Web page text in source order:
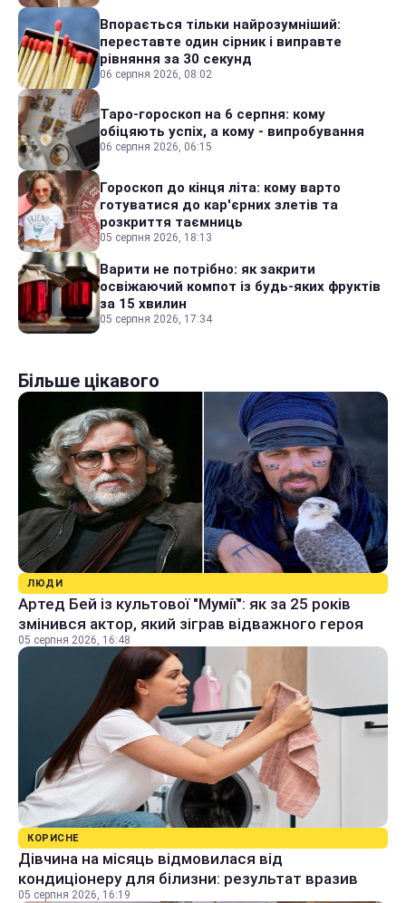
Впорається тільки найрозумніший:
переставте один сірник і виправте
рівняння за 30 секунд
06 серпня 2026, 08:02
Таро-гороскоп на 6 серпня: кому
обіцяють успіх, а кому - випробування
06 серпня 2026, 06:15
Гороскоп до кінця літа: кому варто
готуватися до кар'єрних злетів та
розкриття таємниць
05 серпня 2026, 18:13
Варити не потрібно: як закрити
освіжаючий компот із будь-яких фруктів
за 15 хвилин
05 серпня 2026, 17:34
Більше цікавого
ЛЮДИ
Артед Бей із культової "Мумії": як за 25 років
змінився актор, який зіграв відважного героя
05 серпня 2026, 16:48
КОРИСНЕ
Дівчина на місяць відмовилася від
кондиціонеру для білизни: результат вразив
05 серпня 2026, 16:19